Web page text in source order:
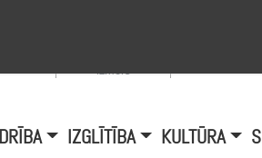
izmērs
IZGLĪTĪBA KULTŪRA